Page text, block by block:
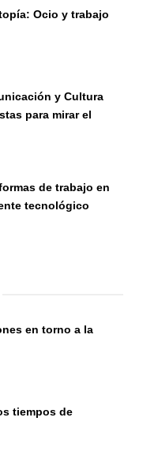
Ocio y trabajo
y Cultura
para mirar el
de trabajo en
tecnológico
en torno a la
tiempos de